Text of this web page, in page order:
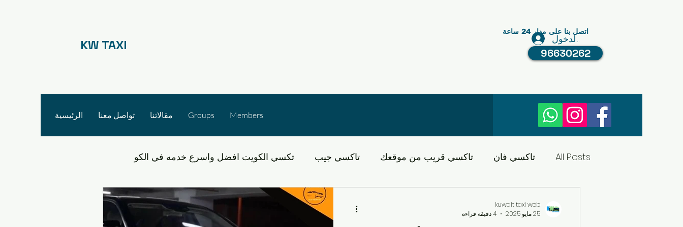
KW TAXI
اتصل بنا على مدار 24 ساعة
96630262
تسجيل الدخول
الرئيسية تواصل معنا مقالاتنا Groups Members
All Posts تاكسي فان تاكسي قريب من موقعك تاكسي جيب تكسي الكويت افضل واسرع خدمه في الكو
خدمات النقل في الكويت التنقل في مشرف والقدس
kuwait taxi web
25 مايو 2025
4 دقيقة قراءة